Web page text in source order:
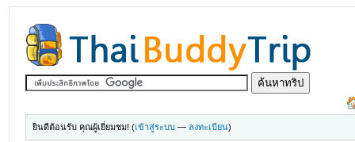
ยินดีต้อนรับ คุณผู้เยี่ยมชม! (เข้าสู่ระบบ — ลงทะเบียน)